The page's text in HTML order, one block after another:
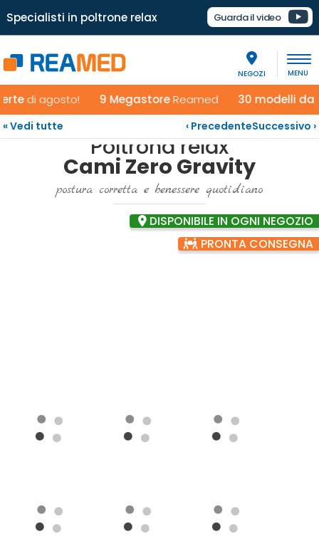
Specialisti in poltrone relax Guarda il video
NEGOZI
di agosto!9 MegastoreReamed30 modelli da
« Vedi tutte ‹ PrecedenteSuccessivo ›
Poltrona relax
Cami Zero Gravity
postura corretta e benessere quotidiano
DISPONIBILE IN OGNI NEGOZIO
PRONTA CONSEGNA